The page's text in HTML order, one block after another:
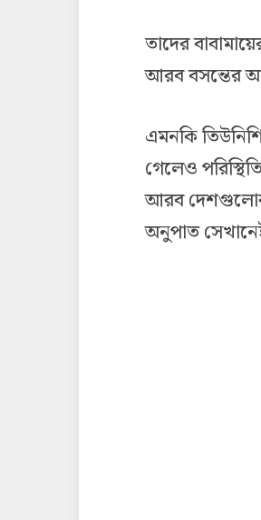
তাদের
আরব বসন্তের
এমনকি
গেলেও
আরব দেশগুলোর
অনুপাত